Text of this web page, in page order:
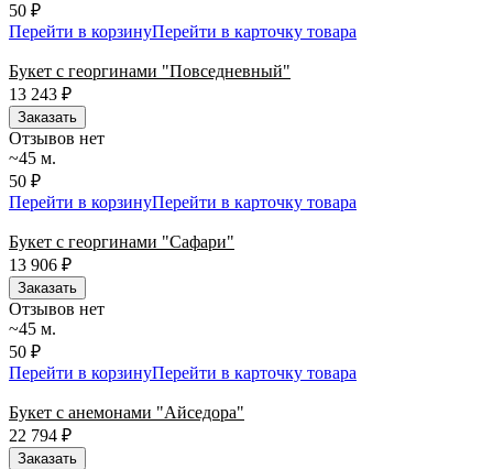
50 ₽
Перейти в корзинуПерейти в карточку товара
Букет с георгинами "Повседневный"
13 243 ₽
Заказать
Отзывов нет
~45 м.
50 ₽
Перейти в корзинуПерейти в карточку товара
Букет с георгинами "Сафари"
13 906 ₽
Заказать
Отзывов нет
~45 м.
50 ₽
Перейти в корзинуПерейти в карточку товара
Букет с анемонами "Айседора"
22 794 ₽
Заказать